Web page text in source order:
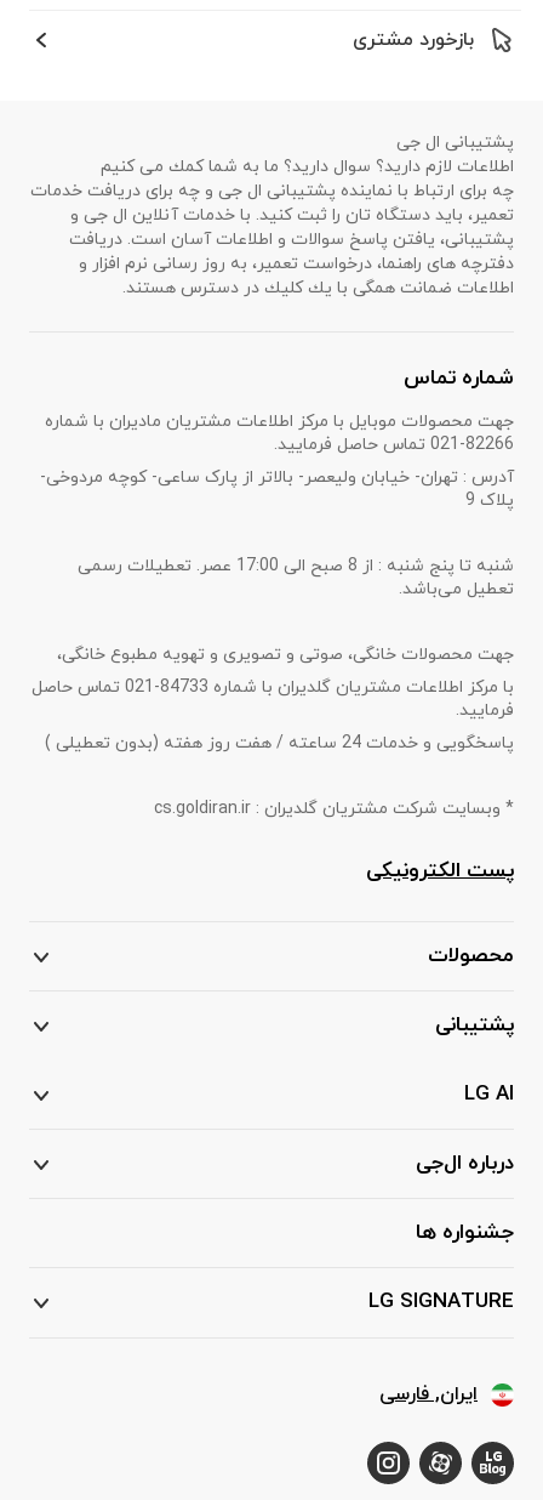
بازخورد مشتری
پشتیبانی ال جی
اطلاعات لازم دارید؟ سوال دارید؟ ما به شما كمك می كنیم
چه برای ارتباط با نماینده پشتیبانی ال جی و چه برای دریافت خدمات
تعمیر، باید دستگاه تان را ثبت كنید. با خدمات آنلاین ال جی و
پشتیبانی، یافتن پاسخ سوالات و اطلاعات آسان است. دریافت
دفترچه های راهنما، درخواست تعمیر، به روز رسانی نرم افزار و
اطلاعات ضمانت همگی با یك كلیك در دسترس هستند.
شماره تماس
جهت محصولات موبایل با مرکز اطلاعات مشتریان مادیران با شماره
82266-021 تماس حاصل فرمایید.
آدرس : تهران- خیابان ولیعصر- بالاتر از پارک ساعی- کوچه مردوخی-
پلاک 9
شنبه تا پنج شنبه : از 8 صبح الی 17:00 عصر. تعطیلات رسمی
تعطیل می‌باشد.
جهت محصولات خانگی، صوتی و تصویری و تهویه مطبوع خانگی،
با مرکز اطلاعات مشتریان گلدیران با شماره 84733-021 تماس حاصل
فرمایید.
پاسخگویی و خدمات 24 ساعته / هفت روز هفته (بدون تعطیلی )
* وبسایت شرکت مشتریان گلدیران : cs.goldiran.ir
پست الکترونیکی
محصولات
پشتیبانی
LG AI
درباره ال‌جی
جشنواره ها
LG SIGNATURE
ایران, فارسی